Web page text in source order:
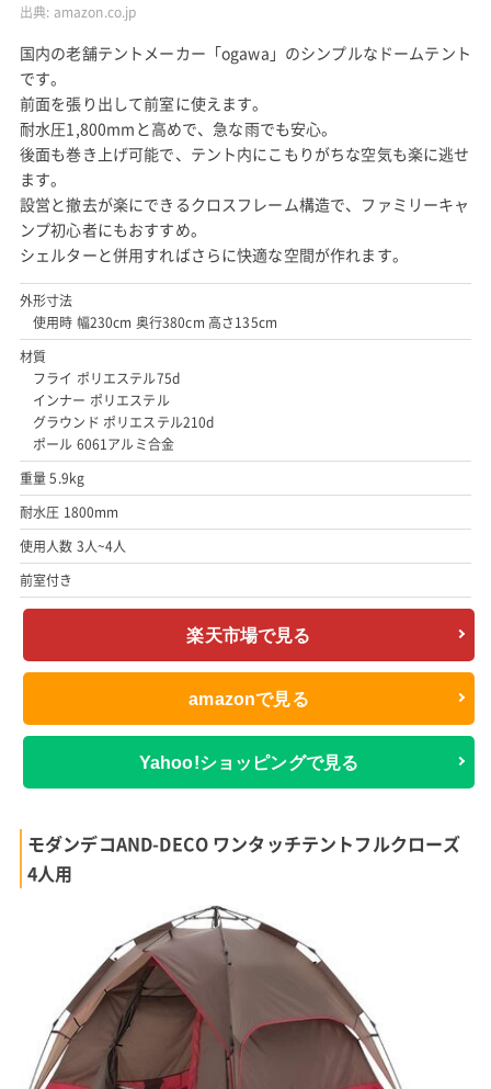
出典: amazon.co.jp
国内の老舗テントメーカー「ogawa」のシンプルなドームテント
です。
前面を張り出して前室に使えます。
耐水圧1,800mmと高めで、急な雨でも安心。
後面も巻き上げ可能で、テント内にこもりがちな空気も楽に逃せ
ます。
設営と撤去が楽にできるクロスフレーム構造で、ファミリーキャ
ンプ初心者にもおすすめ。
シェルターと併用すればさらに快適な空間が作れます。
外形寸法
使用時 幅230cm 奥行380cm 高さ135cm
材質
フライ ポリエステル75d
インナー ポリエステル
グラウンド ポリエステル210d
ポール 6061アルミ合金
重量 5.9kg
耐水圧 1800mm
使用人数 3人~4人
前室付き
楽天市場で見る
amazonで見る
Yahoo!ショッピングで見る
モダンデコAND-DECO ワンタッチテントフルクローズ
4人用